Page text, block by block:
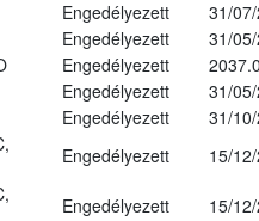
Engedélyezett
31/
Engedélyezett
31/
Engedélyezett
Engedélyezett
31/
Engedélyezett
31/
Engedélyezett
15/
Engedélyezett
15/